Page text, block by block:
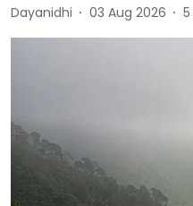
Dayanidhi 03 Aug 2026 5